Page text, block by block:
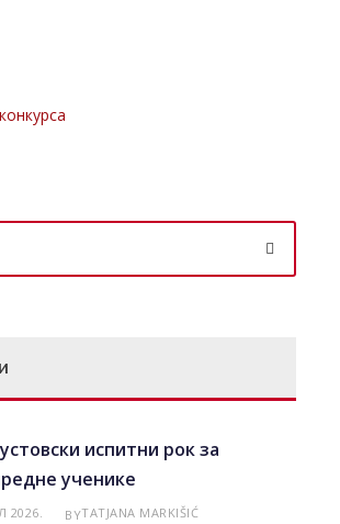
испитни рок за
ученике
2026. BYTATJANA MARKIŠIĆ